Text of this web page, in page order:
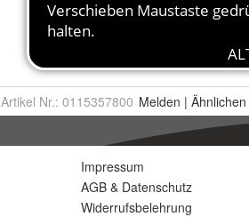
Artikel Nr.: 0115357800 Melden | Ähnlichen
Impressum
AGB & Datenschutz
Widerrufsbelehrung